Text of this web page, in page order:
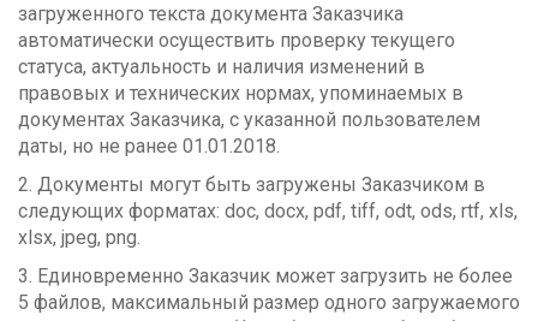
загруженного текста документа Заказчика
автоматически осуществить проверку текущего
статуса, актуальность и наличия изменений в
правовых и технических нормах, упоминаемых в
документах Заказчика, с указанной пользователем
даты, но не ранее 01.01.2018.
2. Документы могут быть загружены Заказчиком в
следующих форматах: doc, docx, pdf, tiff, odt, ods, rtf, xls,
xlsx, jpeg, png.
3. Единовременно Заказчик может загрузить не более
5 файлов, максимальный размер одного загружаемого